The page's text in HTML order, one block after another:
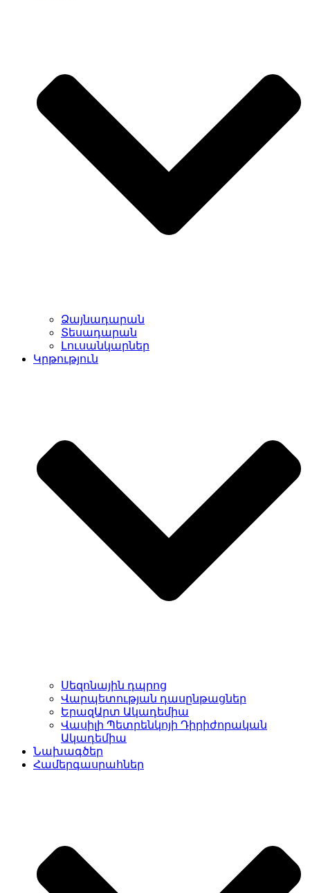
Ձայնադարան
Տեսադարան
Լուսանկարներ
Կրթություն
Սեզոնային դպրոց
Վարպետության դասընթացներ
ԵրազԱրտ Ակադեմիա
Վասիլի Պետրենկոյի Դիրիժորական
Ակադեմիա
Նախագծեր
Համերգասրահներ